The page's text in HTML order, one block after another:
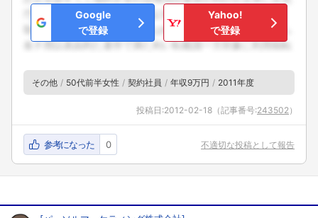
Google
で登録
Yahoo!
で登録
その他 50代前半女性 契約社員 年収9万円 2011年度
投稿日:2012-02-18 （記事番号:243502 ）
参考になった 0 不適切な投稿として報告